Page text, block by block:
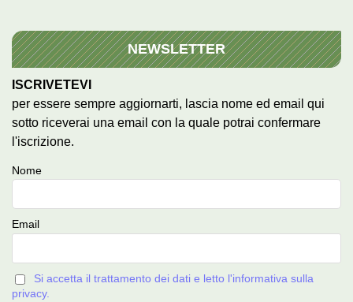
NEWSLETTER
ISCRIVETEVI
per essere sempre aggiornarti, lascia nome ed email qui
sotto riceverai una email con la quale potrai confermare
l'iscrizione.
Nome
Email
Si accetta il trattamento dei dati e letto l'informativa sulla
privacy.